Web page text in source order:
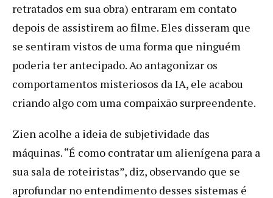
retratados em sua obra) entraram em contato
depois de assistirem ao filme. Eles disseram que
se sentiram vistos de uma forma que ninguém
poderia ter antecipado. Ao antagonizar os
comportamentos misteriosos da IA, ele acabou
criando algo com uma compaixão surpreendente.
Zien acolhe a ideia de subjetividade das
máquinas. “É como contratar um alienígena para a
sua sala de roteiristas”, diz, observando que se
aprofundar no entendimento desses sistemas é